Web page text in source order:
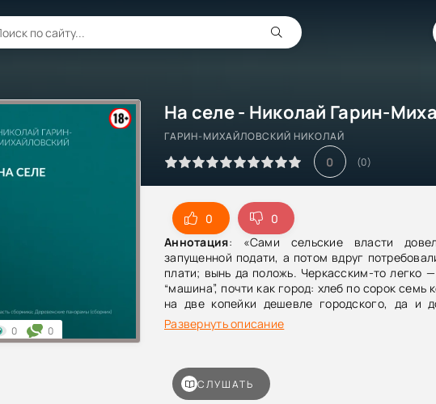
ГАРИН-МИХАЙЛОВСКИЙ НИКОЛАЙ
0 (0)
0
0
Аннотация: «Сами сельские власти
запущенной подати, а потом вдруг
плати; вынь да положь. Черкасским-то легко
“машина”, почти как город: хлеб по сорок семь
на две копейки дешевле городского, да и
медвежьего угла каких-то семьдесят верст, а
отстёгивай Ивану Васильевичу по двадцать
них “карасин” по две копейки за фунт, а у вас
Васильевич дерёт пятак. Черкасский сто
сбывал — и подать у него сходилась, а ты за
Развернуть описание
0 0
СЛУШАТЬ